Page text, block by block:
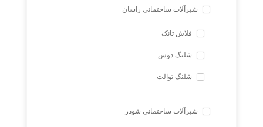
شیرآلات ساختمانی راسان
فلاش تانک
شلنگ دوش
شلنگ توالت
شیرآلات ساختمانی شودر